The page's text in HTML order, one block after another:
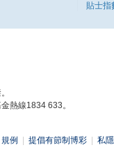
貼士指
熱線1834 633。
規例 提倡有節制博彩 私